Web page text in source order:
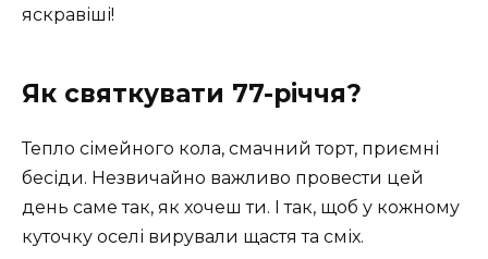
яскравіші!
Як святкувати 77-річчя?
Тепло сімейного кола, смачний торт, приємні
бесіди. Незвичайно важливо провести цей
день саме так, як хочеш ти. І так, щоб у кожному
куточку оселі вирували щастя та сміх.